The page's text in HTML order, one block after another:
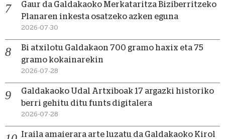
Gaur da Galdakaoko Merkataritza Biziberritzeko
Planaren inkesta osatzeko azken eguna
2026-07-30
Bi atxilotu Galdakaon 700 gramo haxix eta 75
gramo kokainarekin
2026-07-28
Galdakaoko Udal Artxiboak 17 argazki historiko
berri gehitu ditu funts digitalera
2026-07-28
Iraila amaierara arte luzatu da Galdakaoko Kirol